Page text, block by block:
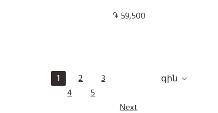
59,500
գին
1 2
3
4
5
Next